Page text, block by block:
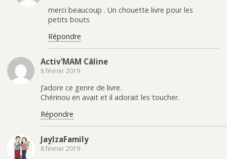
merci beaucoup . Un chouette livre pour les
petits bouts
Répondre
Activ’MAM Câline
8 février 2019
J’adore ce genre de livre.
Chérinou en avait et il adorait les toucher.
Répondre
JaylzaFamily
8 février 2019